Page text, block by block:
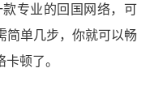
专业的回国网络，可
简单几步，你就可以畅
顿了。